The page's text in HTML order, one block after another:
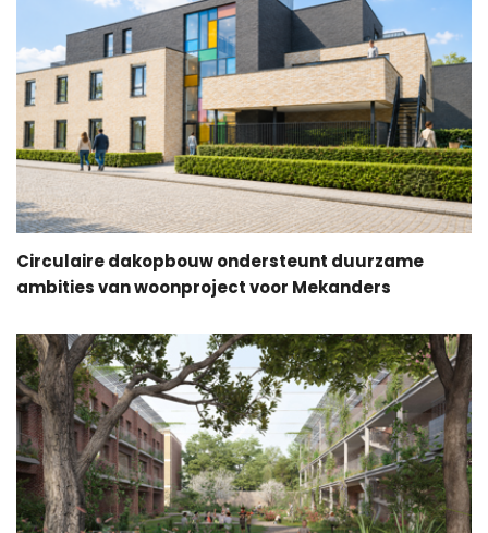
Circulaire dakopbouw ondersteunt duurzame
ambities van woonproject voor Mekanders